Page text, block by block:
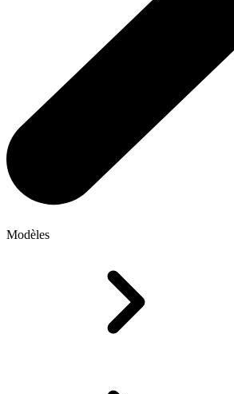
Modèles